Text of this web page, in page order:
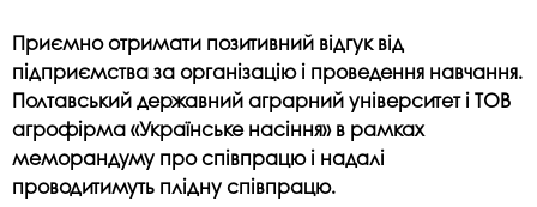
Приємно отримати позитивний відгук від
підприємства за організацію і проведення навчання.
Полтавський державний аграрний університет і ТОВ
агрофірма «Українське насіння» в рамках
меморандуму про співпрацю і надалі
проводитимуть плідну співпрацю.